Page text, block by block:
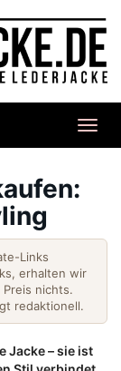
Links
erhalten wir
nichts.
redaktionell.
Jacke – sie ist